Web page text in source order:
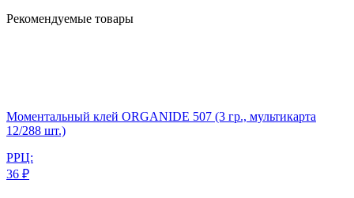
Рекомендуемые товары
Моментальный клей ORGANIDE 507 (3 гр., мультикарта
12/288 шт.)
РРЦ:
36 ₽